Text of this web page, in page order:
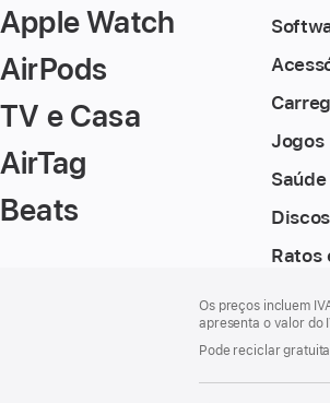
Apple Watch
AirPods
TV e Casa
AirTag
Beats
Jogos
Ratos
de
rodapé
Os preços incluem
apresenta o valor do
Pode reciclar